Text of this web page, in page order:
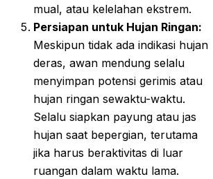
mual, atau kelelahan ekstrem.
Persiapan untuk Hujan Ringan:
Meskipun tidak ada indikasi hujan
deras, awan mendung selalu
menyimpan potensi gerimis atau
hujan ringan sewaktu-waktu.
Selalu siapkan payung atau jas
hujan saat bepergian, terutama
jika harus beraktivitas di luar
ruangan dalam waktu lama.